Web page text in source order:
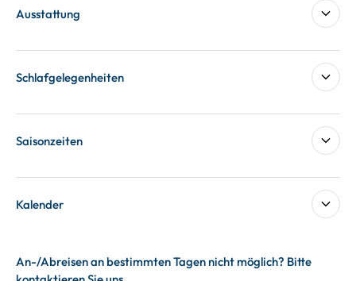
Ausstattung
Schlafgelegenheiten
Saisonzeiten
Kalender